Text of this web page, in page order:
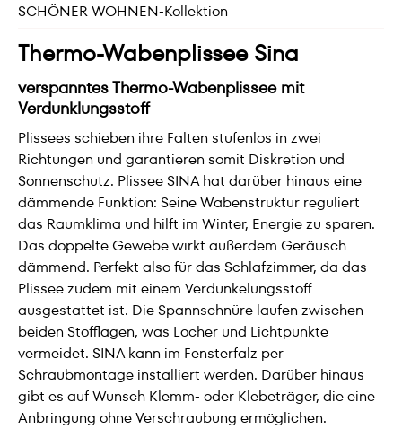
SCHÖNER WOHNEN-Kollektion
Thermo-Wabenplissee Sina
verspanntes Thermo-Wabenplissee mit
Verdunklungsstoff
Plissees schieben ihre Falten stufenlos in zwei
Richtungen und garantieren somit Diskretion und
Sonnenschutz. Plissee SINA hat darüber hinaus eine
dämmende Funktion: Seine Wabenstruktur reguliert
das Raumklima und hilft im Winter, Energie zu sparen.
Das doppelte Gewebe wirkt außerdem Geräusch
dämmend. Perfekt also für das Schlafzimmer, da das
Plissee zudem mit einem Verdunkelungsstoff
ausgestattet ist. Die Spannschnüre laufen zwischen
beiden Stofflagen, was Löcher und Lichtpunkte
vermeidet. SINA kann im Fensterfalz per
Schraubmontage installiert werden. Darüber hinaus
gibt es auf Wunsch Klemm- oder Klebeträger, die eine
Anbringung ohne Verschraubung ermöglichen.